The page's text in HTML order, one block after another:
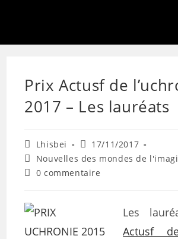
Prix Actusf de
2017 – Les lauréats
Lhisbei
17/11/2017
Nouvelles des mondes de
0 commentaire
Les
Actusf